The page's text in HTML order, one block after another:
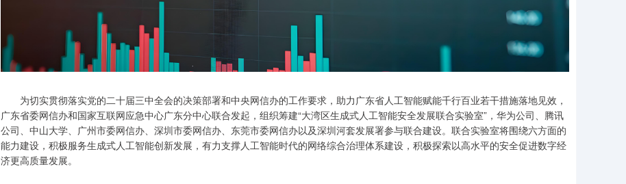
为切实贯彻落实党的二十届三中全会的决策部署和中央网信办的工作要求，助力广东省人工智能赋能千行百业若干措施落地见效，
广东省委网信办和国家互联网应急中心广东分中心联合发起，组织筹建“大湾区生成式人工智能安全发展联合实验室”，华为公司、腾讯
公司、中山大学、广州市委网信办、深圳市委网信办、东莞市委网信办以及深圳河套发展署参与联合建设。联合实验室将围绕六方面的
能力建设，积极服务生成式人工智能创新发展，有力支撑人工智能时代的网络综合治理体系建设，积极探索以高水平的安全促进数字经
济更高质量发展。